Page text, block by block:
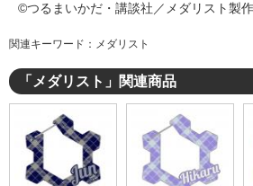
©つるまいかだ・講談社／メダリスト製
関連キーワード：メダリスト
「メダリスト」関連商品